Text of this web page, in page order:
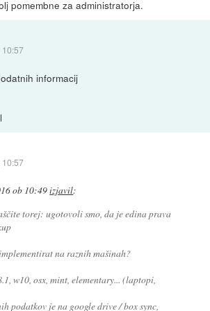
pomembne za administratorja.
10:57
informacij
10:57
ob 10:49izjavil:
torej: ugotovoli smo, da je edina prava
na raznih mašinah?
w10, osx, mint, elementary... (laptopi,
podatkov je na google drive / box sync,